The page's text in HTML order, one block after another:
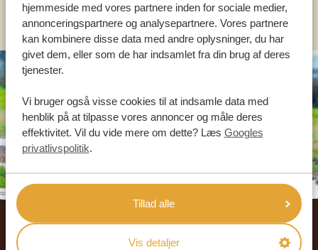
hjemmeside med vores partnere inden for sociale medier,
annonceringspartnere og analysepartnere. Vores partnere
kan kombinere disse data med andre oplysninger, du har
givet dem, eller som de har indsamlet fra din brug af deres
tjenester.
Vi bruger også visse cookies til at indsamle data med
henblik på at tilpasse vores annoncer og måle deres
effektivitet. Vil du vide mere om dette? Læs Googles
privatlivspolitik.
Tillad alle
Vis detaljer
KONTAKT OS
Footer
VORES REJSENDE ANBEFALER AFRIKA